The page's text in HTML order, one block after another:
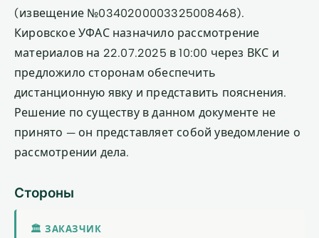
(извещение №0340200003325008468).
Кировское УФАС назначило рассмотрение
материалов на 22.07.2025 в 10:00 через ВКС и
предложило сторонам обеспечить
дистанционную явку и представить пояснения.
Решение по существу в данном документе не
принято — он представляет собой уведомление о
рассмотрении дела.
Стороны
🏛 ЗАКАЗЧИК